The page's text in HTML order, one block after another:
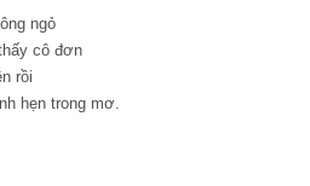
ngỏ
cô đơn
rồi
hẹn trong mơ.